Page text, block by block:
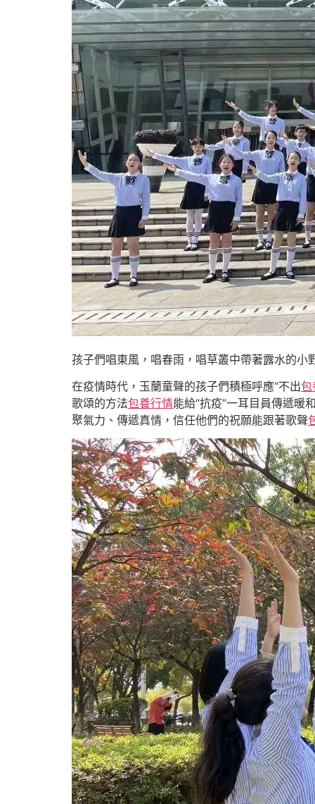
孩子們唱東風，唱春雨，唱草叢中帶著露水的
在疫情時代，玉蘭童聲的孩子們積極呼應“不出包
歌頌的方法包養行情能給“抗疫”一耳目員傳遞暖
聚氣力、傳遞真情，信任他們的祝願能跟著歌聲